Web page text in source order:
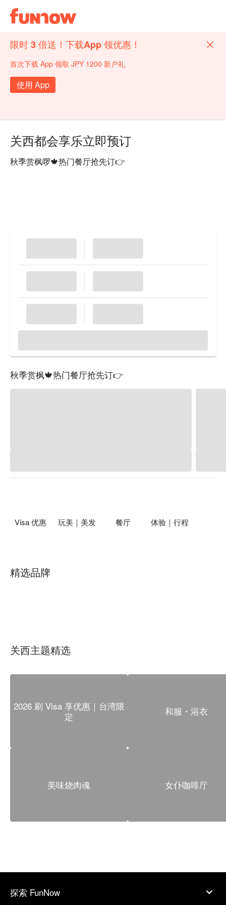
限时 3 倍送！下载App 领优惠！
首次下载 App 领取 JPY 1200 新户礼
使用 App
关西都会享乐立即预订
秋季赏枫啰🍁热门餐厅抢先订👉
秋季赏枫🍁热门餐厅抢先订👉
Visa 优惠 玩美｜美发 餐厅 体验｜行程
精选品牌
关西主题精选
2026 刷 Visa 享优惠｜台湾限
定
美味烧肉魂
和服・浴衣
女仆咖啡厅
探索 FunNow